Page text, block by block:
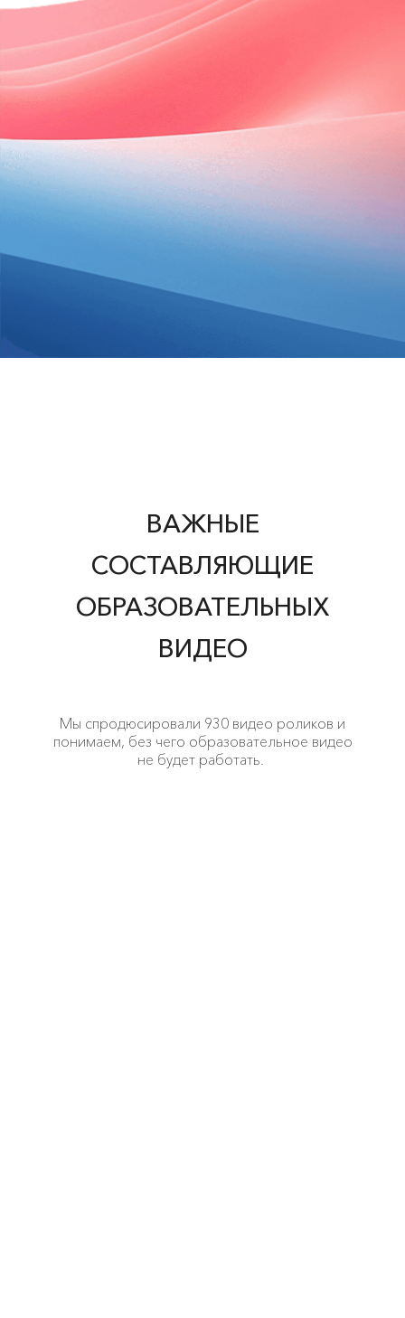
ВАЖНЫЕ
СОСТАВЛЯЮЩИЕ
ОБРАЗОВАТЕЛЬНЫХ
ВИДЕО
Мы спродюсировали 930 видео роликов и
понимаем, без чего образовательное видео
не будет работать.